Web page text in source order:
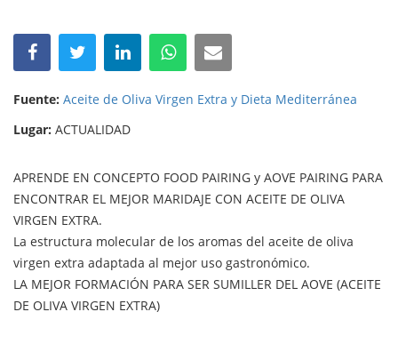
Fuente: Aceite de Oliva Virgen Extra y Dieta Mediterránea
Lugar: ACTUALIDAD
APRENDE EN CONCEPTO FOOD PAIRING y AOVE PAIRING PARA
ENCONTRAR EL MEJOR MARIDAJE CON ACEITE DE OLIVA
VIRGEN EXTRA.
La estructura molecular de los aromas del aceite de oliva
virgen extra adaptada al mejor uso gastronómico.
LA MEJOR FORMACIÓN PARA SER SUMILLER DEL AOVE (ACEITE
DE OLIVA VIRGEN EXTRA)